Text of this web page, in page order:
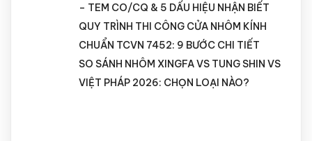
– TEM CO/CQ & 5 DẤU HIỆU NHẬN BIẾT
QUY TRÌNH THI CÔNG CỬA NHÔM KÍNH
CHUẨN TCVN 7452: 9 BƯỚC CHI TIẾT
SO SÁNH NHÔM XINGFA VS TUNG SHIN VS
VIỆT PHÁP 2026: CHỌN LOẠI NÀO?